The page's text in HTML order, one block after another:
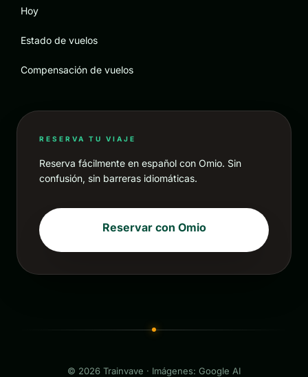
Hoy
Estado de vuelos
Compensación de vuelos
RESERVA TU VIAJE
Reserva fácilmente en español con Omio. Sin
confusión, sin barreras idiomáticas.
Reservar con Omio
© 2026 Trainvave · Imágenes: Google AI